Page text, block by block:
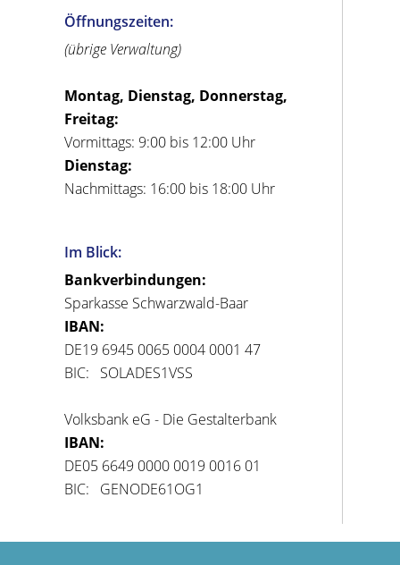
Öffnungszeiten:
(übrige Verwaltung)
Montag, Dienstag, Donnerstag,
Freitag:
Vormittags: 9:00 bis 12:00 Uhr
Dienstag:
Nachmittags: 16:00 bis 18:00 Uhr
Im Blick:
Bankverbindungen:
Sparkasse Schwarzwald-Baar
IBAN:
DE19 6945 0065 0004 0001 47
BIC: SOLADES1VSS
Volksbank eG - Die Gestalterbank
IBAN:
DE05 6649 0000 0019 0016 01
BIC: GENODE61OG1